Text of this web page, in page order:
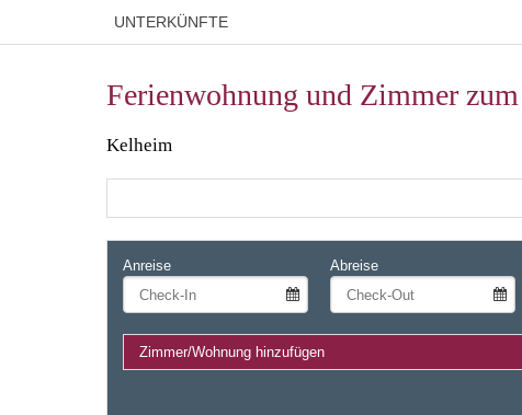
UNTERKÜNFTE
Ferienwohnung und Zimmer
Kelheim
Anreise Abreise
Zimmer/Wohnung hinzufügen